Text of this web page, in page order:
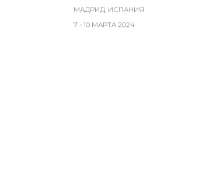
МАДРИД, ИСПАНИЯ
7 - 10 МАРТА 2024